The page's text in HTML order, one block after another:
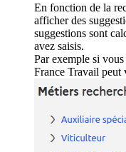
En fonction de la
afficher des
suggestions sont
avez saisis.
Par exemple si
France Travail peut